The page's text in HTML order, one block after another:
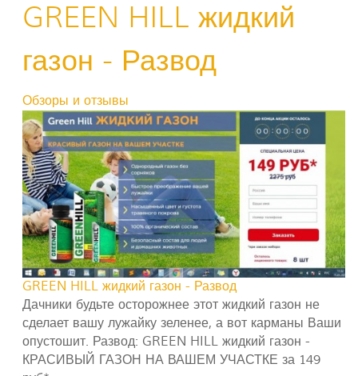
GREEN HILL жидкий
газон - Развод
Обзоры и отзывы
GREEN HILL жидкий газон - Развод
Дачники будьте осторожнее этот жидкий газон не
сделает вашу лужайку зеленее, а вот карманы Ваши
опустошит. Развод: GREEN HILL жидкий газон -
КРАСИВЫЙ ГАЗОН НА ВАШЕМ УЧАСТКЕ за 149